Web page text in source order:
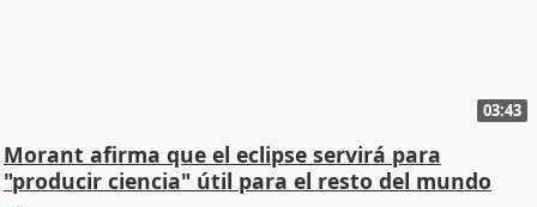
03:43
Morant afirma que el eclipse servirá para
"producir ciencia" útil para el resto del mundo